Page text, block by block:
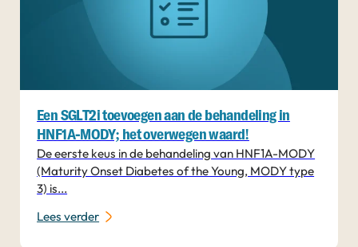
Een SGLT2i toevoegen aan de behandeling in
HNF1A-MODY; het overwegen waard!
De eerste keus in de behandeling van HNF1A-MODY
(Maturity Onset Diabetes of the Young, MODY type
3) is...
Lees verder